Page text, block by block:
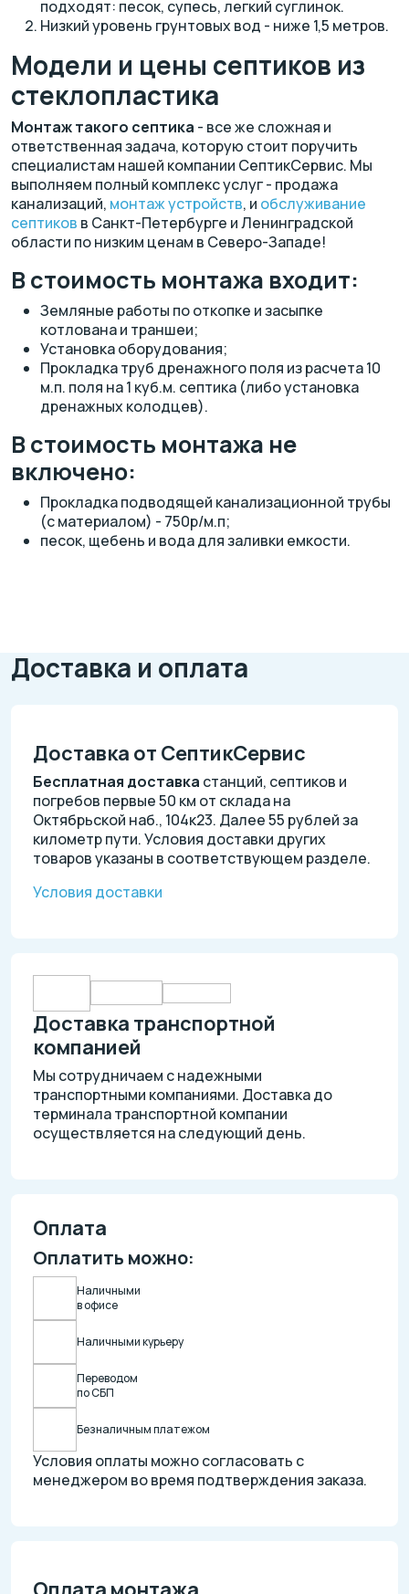
подходят: песок, супесь, легкий суглинок.
Низкий уровень грунтовых вод - ниже 1,5 метров.
Модели и цены септиков из
стеклопластика
Монтаж такого септика - все же сложная и
ответственная задача, которую стоит поручить
специалистам нашей компании СептикСервис. Мы
выполняем полный комплекс услуг - продажа
канализаций, монтаж устройств, и обслуживание
септиков в Санкт-Петербурге и Ленинградской
области по низким ценам в Северо-Западе!
В стоимость монтажа входит:
Земляные работы по откопке и засыпке
котлована и траншеи;
Установка оборудования;
Прокладка труб дренажного поля из расчета 10
м.п. поля на 1 куб.м. септика (либо установка
дренажных колодцев).
В стоимость монтажа не
включено:
Прокладка подводящей канализационной трубы
(с материалом) - 750р/м.п;
песок, щебень и вода для заливки емкости.
Доставка и оплата
Доставка от СептикСервис
Бесплатная доставка станций, септиков и
погребов первые 50 км от склада на
Октябрьской наб., 104к23. Далее 55 рублей за
километр пути. Условия доставки других
товаров указаны в соответствующем разделе.
Условия доставки
Доставка транспортной
компанией
Мы сотрудничаем с надежными
транспортными компаниями. Доставка до
терминала транспортной компании
осуществляется на следующий день.
Оплата
Оплатить можно:
Наличными
в офисе
Наличными курьеру
Переводом
по СБП
Безналичным платежом
Условия оплаты можно согласовать с
менеджером во время подтверждения заказа.